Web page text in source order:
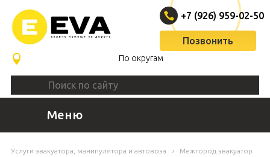
По округам
+7 (926) 959-02-50
Позвонить
Меню
Услуги эвакуатора, манипулятора и автовоза
Межгород эвакуатор